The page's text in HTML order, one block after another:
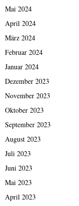
Mai 2024
April 2024
März 2024
Februar 2024
Januar 2024
Dezember 2023
November 2023
Oktober 2023
September 2023
August 2023
Juli 2023
Juni 2023
Mai 2023
April 2023